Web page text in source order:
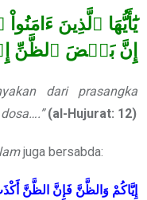
يَٰٓأَيُّهَا ٱلَّذِينَ
إِنَّ بَعۡضَ
dari prasangka
(al-Hujurat: 12)
juga bersabda:
إِيَّاكُمْ وَالظَّنَّ فَإِنَّ الظَّنَّ